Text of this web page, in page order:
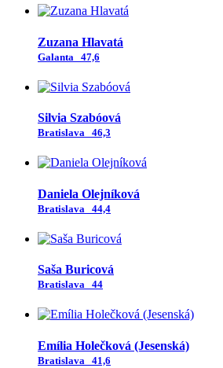
Zuzana Hlavatá
Galanta 47,6
Silvia Szabóová
Bratislava 46,3
Daniela Olejníková
Bratislava 44,4
Saša Buricová
Bratislava 44
Emília Holečková (Jesenská)
Bratislava 41,6